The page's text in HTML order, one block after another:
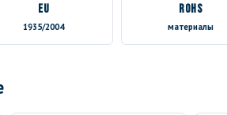
EU
1935/2004
RoHS
материалы